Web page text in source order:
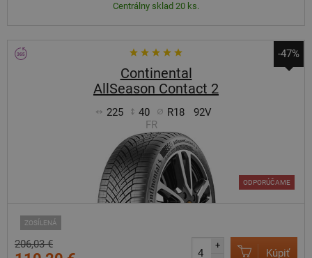
Centrálny sklad 20 ks.
-47%
Continental
AllSeason Contact 2
225 40 R18
92V
FR
ZOSÍLENÁ
ODPORÚČAME
206,03 €
+
Kúpiť